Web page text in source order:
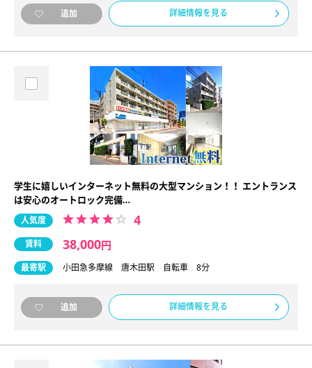
追加 詳細情報を見る
学生に嬉しいインターネット無料の大型マンション！！ エントランス
は安心のオートロック完備…
人気度 4
賃料 38,000円
最寄駅 小田急多摩線 唐木田駅 自転車 8分
追加 詳細情報を見る